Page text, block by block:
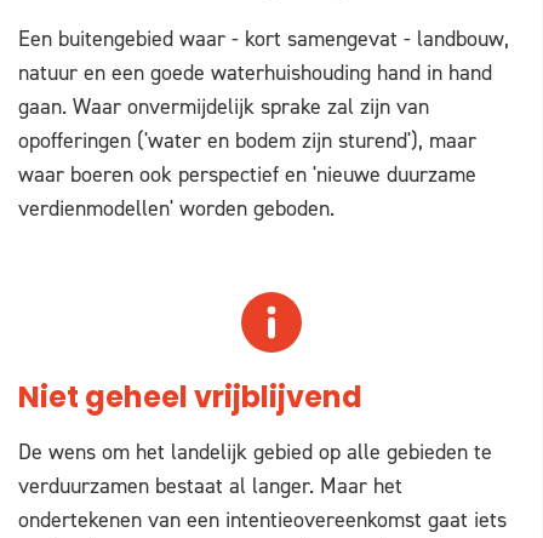
Een buitengebied waar - kort samengevat - landbouw,
natuur en een goede waterhuishouding hand in hand
gaan. Waar onvermijdelijk sprake zal zijn van
opofferingen ('water en bodem zijn sturend'), maar
waar boeren ook perspectief en 'nieuwe duurzame
verdienmodellen' worden geboden.
Niet geheel vrijblijvend
De wens om het landelijk gebied op alle gebieden te
verduurzamen bestaat al langer. Maar het
ondertekenen van een intentieovereenkomst gaat iets